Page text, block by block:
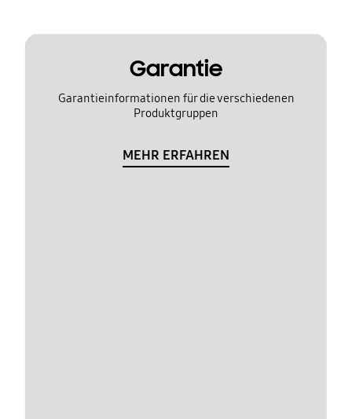
Garantie
Garantieinformationen für die verschiedenen
Produktgruppen
MEHR ERFAHREN